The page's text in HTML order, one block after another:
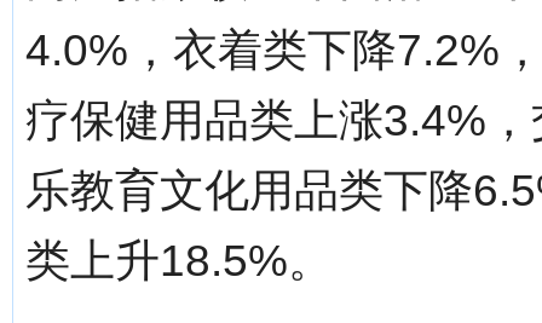
4.0%，衣着类下降7.2%
疗保健用品类上涨3.4%
乐教育文化用品类下降
类上升18.5%。